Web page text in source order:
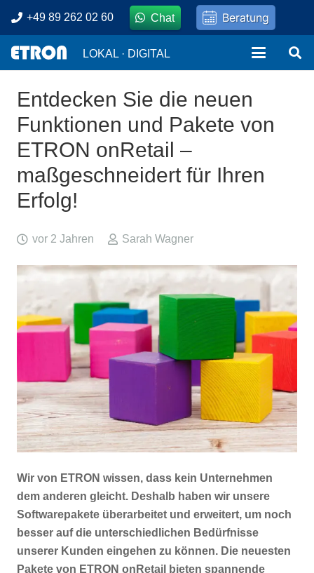
+49 89 262 02 60 Chat Beratung
LOKAL · DIGITAL
Entdecken Sie die neuen
Funktionen und Pakete von
ETRON onRetail –
maßgeschneidert für Ihren
Erfolg!
vor 2 Jahren Sarah Wagner
Wir von ETRON wissen, dass kein Unternehmen
dem anderen gleicht. Deshalb haben wir unsere
Softwarepakete überarbeitet und erweitert, um noch
besser auf die unterschiedlichen Bedürfnisse
unserer Kunden eingehen zu können. Die neuesten
Pakete von ETRON onRetail bieten spannende